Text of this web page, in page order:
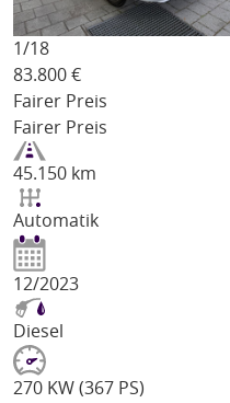
1/18
83.800 €
Fairer Preis
Fairer Preis
45.150 km
Automatik
12/2023
Diesel
270 KW (367 PS)